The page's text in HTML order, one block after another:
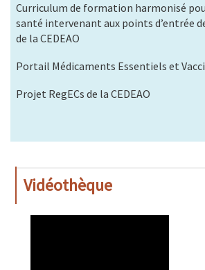
Curriculum de formation harmonisé
santé intervenant aux points d’entrée
de la CEDEAO
Portail Médicaments Essentiels et
Projet RegECs de la CEDEAO
Vidéothèque